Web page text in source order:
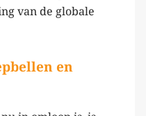
van de globale
en